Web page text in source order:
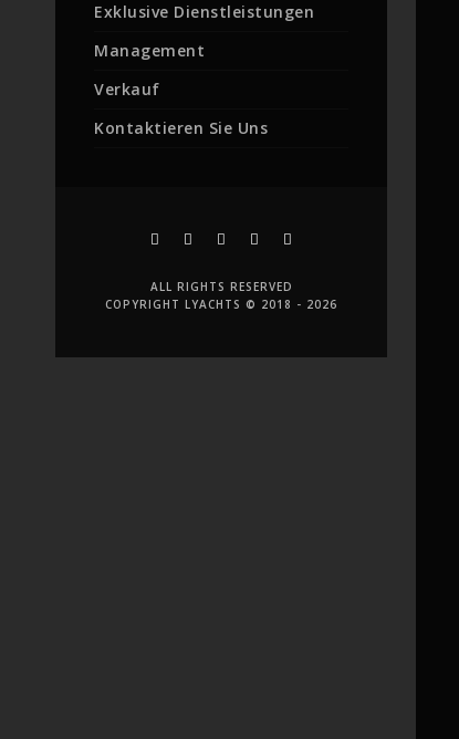
Exklusive Dienstleistungen
Management
Verkauf
Kontaktieren Sie Uns
ALL RIGHTS RESERVED
COPYRIGHT LYACHTS © 2018 - 2026